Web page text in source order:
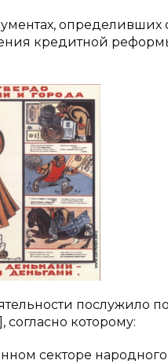
кредитной
послужило
которому:
секторе